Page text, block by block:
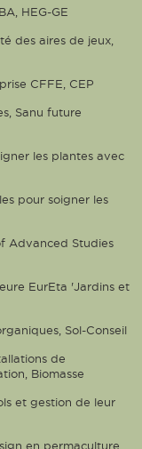
HEG-GE
des aires de jeux,
CFFE, CEP
Sanu future
les plantes avec
pour soigner les
Advanced Studies
EurEta 'Jardins et
Sol-Conseil
de
Biomasse
et gestion de leur
en permaculture,